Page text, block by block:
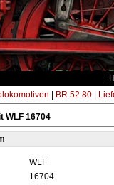
BR 52.80|
WLF 16704
WLF
16704